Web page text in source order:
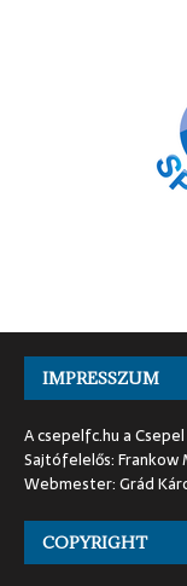
IMPRESSZUM
A csepelfc.hu a
Sajtófelelős: Frankow
Webmester: Grád
COPYRIGHT